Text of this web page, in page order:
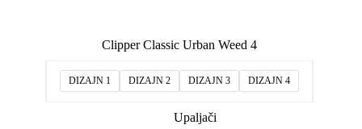
Clipper Classic Urban Weed 4
DIZAJN 1 DIZAJN 2 DIZAJN 3 DIZAJN 4
Upaljači